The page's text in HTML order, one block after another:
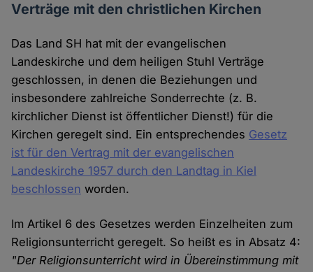
Verträge mit den christlichen Kirchen
Das Land SH hat mit der evangelischen
Landeskirche und dem heiligen Stuhl Verträge
geschlossen, in denen die Beziehungen und
insbesondere zahlreiche Sonderrechte (z. B.
kirchlicher Dienst ist öffentlicher Dienst!) für die
Kirchen geregelt sind. Ein entsprechendes Gesetz
ist für den Vertrag mit der evangelischen
Landeskirche 1957 durch den Landtag in Kiel
beschlossen worden.
Im Artikel 6 des Gesetzes werden Einzelheiten zum
Religionsunterricht geregelt. So heißt es in Absatz 4:
"Der Religionsunterricht wird in Übereinstimmung mit